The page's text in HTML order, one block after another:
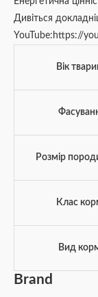
Дивіться
YouTube:https://
Вік
Розмір
Клас
Вид
Brand